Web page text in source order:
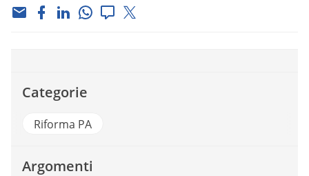
Categorie
Riforma PA
Argomenti